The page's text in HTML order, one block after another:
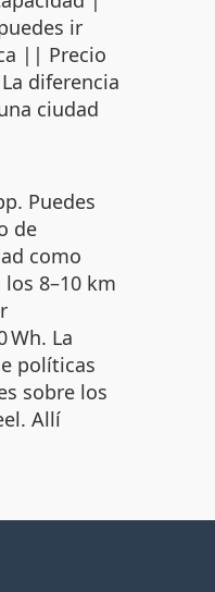
ir
|| Precio
diferencia
ciudad
Puedes
de
como
8–10 km
Wh. La
políticas
sobre los
Allí